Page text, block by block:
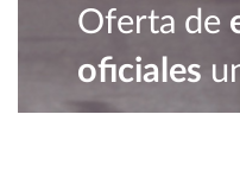
Oferta de
oficiales